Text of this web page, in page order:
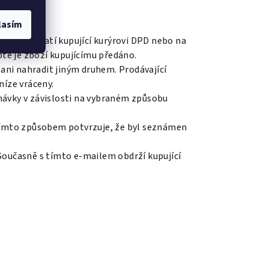
platí kupující kurýrovi DPD nebo na
je zboží kupujícímu předáno.
nahradit jiným druhem. Prodávající
vráceny.
v závislosti na vybraném způsobu
způsobem potvrzuje, že byl seznámen
s tímto e-mailem obdrží kupující